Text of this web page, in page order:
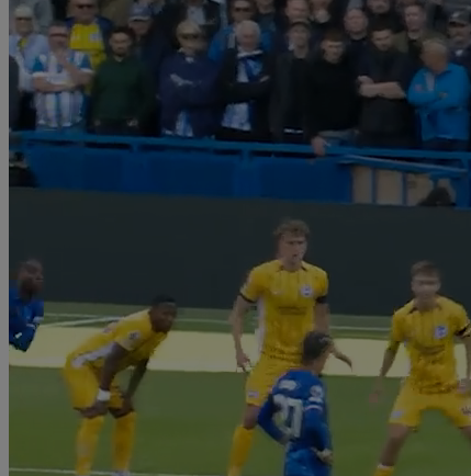
Se
Med Viaplay Total får du
filmer og serier for enhver smak. Følg